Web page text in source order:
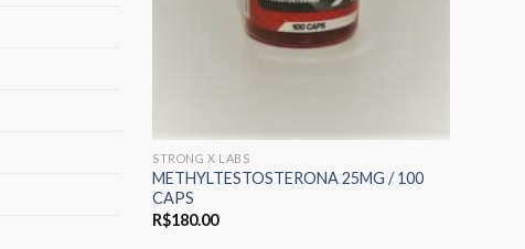
STRONG X LABS
METHYLTESTOSTERONA 25MG / 100
CAPS
R$180.00